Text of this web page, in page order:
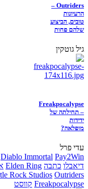
Outriders –
הרעיונות
טובים, הביצוע
שלהם פחות
גיל גוטקין
Freakpocalypse
– תחילתה של
ידידות
מופלאה?
עדי פרל
Diablo Immortal Pay2Win
דיאבלו כתבה Elden Ring
Rock Studios Outriders
Freakpocalypse קווסט